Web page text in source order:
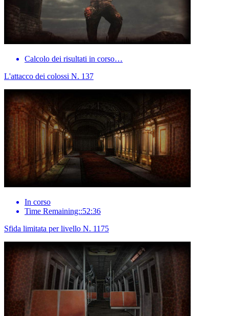
Calcolo dei risultati in corso…
L'attacco dei colossi N. 137
In corso
Time Remaining::52:36
Sfida limitata per livello N. 1175